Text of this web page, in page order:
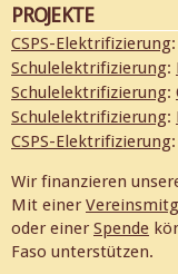
PROJEKTE
CSPS-Elektrifizierung:
Schulelektrifizierung:
Schulelektrifizierung:
Schulelektrifizierung:
CSPS-Elektrifizierung:
Wir finanzieren
Mit einer
oder einer Spende
Faso unterstützen.